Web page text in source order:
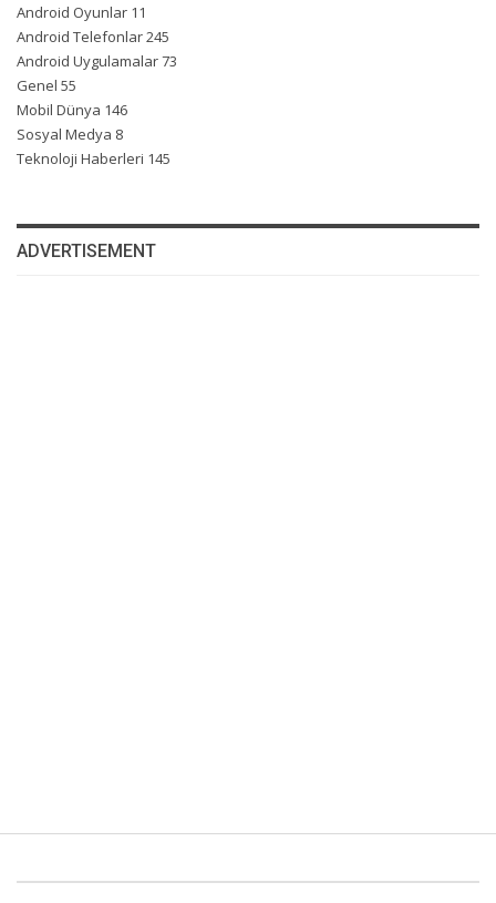
Android Oyunlar 11
Android Telefonlar245
Android Uygulamalar73
Genel 55
Mobil Dünya 146
Sosyal Medya 8
Teknoloji Haberleri 145
ADVERTISEMENT